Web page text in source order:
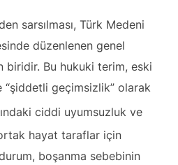
sarsılması, Türk Medeni
düzenlenen genel
biridir. Bu hukuki terim, eski
geçimsizlik” olarak
ciddi uyumsuzluk ve
hayat taraflar için
boşanma sebebinin